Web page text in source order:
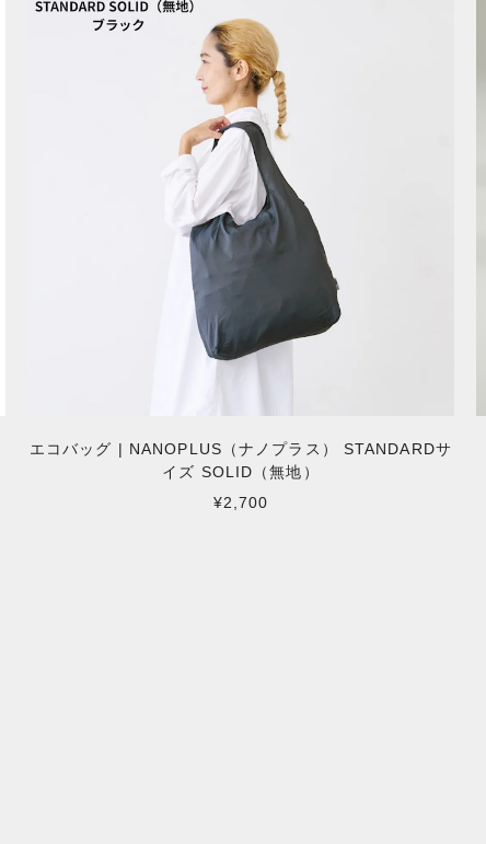
エコバッグ | NANOPLUS（ナノプラス） STANDARDサ
イズ SOLID（無地）
¥2,700